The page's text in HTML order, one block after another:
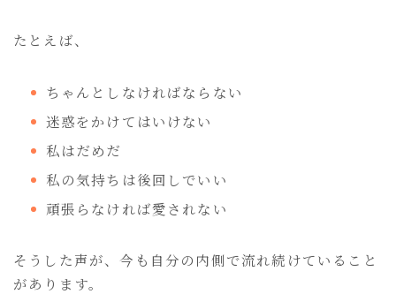
たとえば、
ちゃんとしなければならない
迷惑をかけてはいけない
私はだめだ
私の気持ちは後回しでいい
頑張らなければ愛されない
そうした声が、今も自分の内側で流れ続けていること
があります。